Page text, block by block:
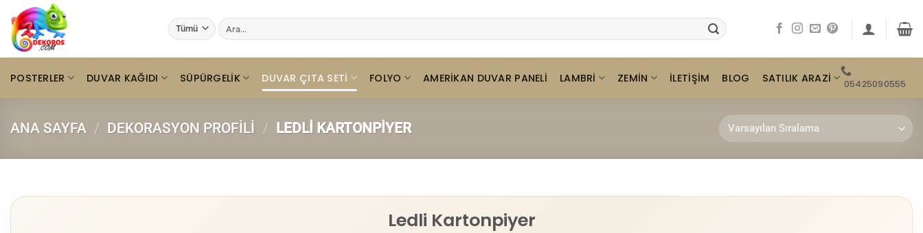
İçeriğe
atla
Ara:
POSTERLER DUVAR KAĞIDI SÜPÜRGELIK DUVAR ÇITA SETI FOLYO AMERIKAN DUVAR PANELI LAMBRI ZEMIN İLETIŞIM BLOG SATILIK ARAZI 05425090555
ANA SAYFA / DEKORASYON PROFILI / LEDLI KARTONPIYER
Ledli Kartonpiyer